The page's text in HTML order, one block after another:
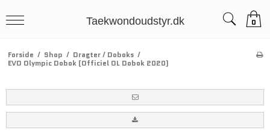
Taekwondoudstyr.dk 0
Forside / Shop / Dragter / Doboks /
EVO Olympic Dobok (Officiel OL Dobok 2020)